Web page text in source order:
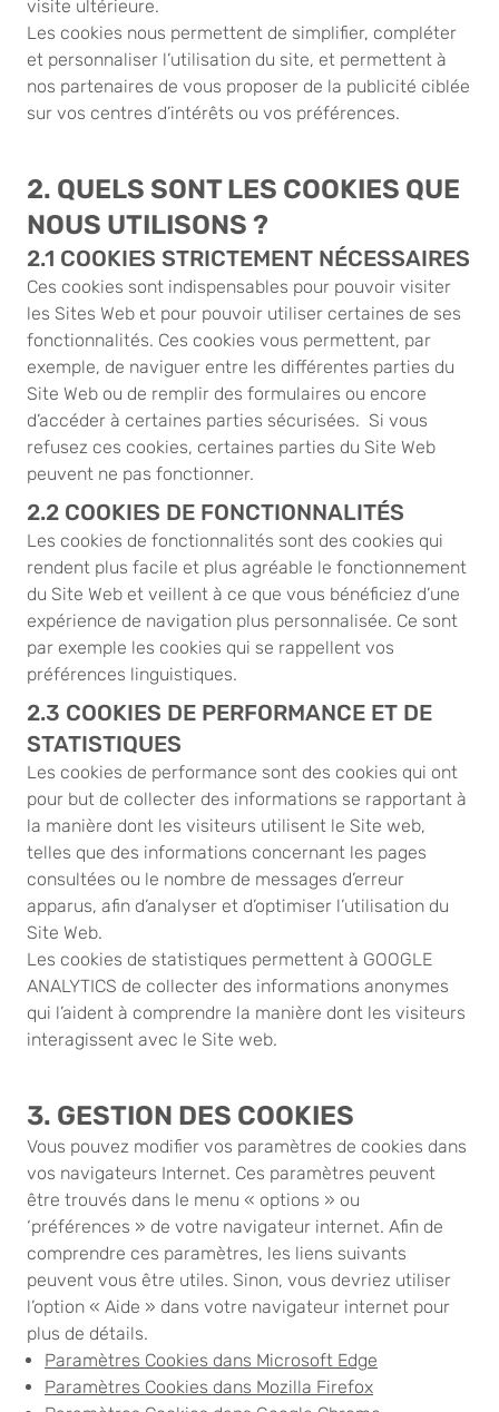
visite ultérieure.
Les cookies nous permettent de simplifier, compléter
et personnaliser l’utilisation du site, et permettent à
nos partenaires de vous proposer de la publicité ciblée
sur vos centres d’intérêts ou vos préférences.
2. QUELS SONT LES COOKIES QUE
NOUS UTILISONS ?
2.1 COOKIES STRICTEMENT NÉCESSAIRES
Ces cookies sont indispensables pour pouvoir visiter
les Sites Web et pour pouvoir utiliser certaines de ses
fonctionnalités. Ces cookies vous permettent, par
exemple, de naviguer entre les différentes parties du
Site Web ou de remplir des formulaires ou encore
d’accéder à certaines parties sécurisées. Si vous
refusez ces cookies, certaines parties du Site Web
peuvent ne pas fonctionner.
2.2 COOKIES DE FONCTIONNALITÉS
Les cookies de fonctionnalités sont des cookies qui
rendent plus facile et plus agréable le fonctionnement
du Site Web et veillent à ce que vous bénéficiez d’une
expérience de navigation plus personnalisée. Ce sont
par exemple les cookies qui se rappellent vos
préférences linguistiques.
2.3 COOKIES DE PERFORMANCE ET DE
STATISTIQUES
Les cookies de performance sont des cookies qui ont
pour but de collecter des informations se rapportant à
la manière dont les visiteurs utilisent le Site web,
telles que des informations concernant les pages
consultées ou le nombre de messages d’erreur
apparus, afin d’analyser et d’optimiser l’utilisation du
Site Web.
Les cookies de statistiques permettent à GOOGLE
ANALYTICS de collecter des informations anonymes
qui l’aident à comprendre la manière dont les visiteurs
interagissent avec le Site web.
3. GESTION DES COOKIES
Vous pouvez modifier vos paramètres de cookies dans
vos navigateurs Internet. Ces paramètres peuvent
être trouvés dans le menu « options » ou
‘préférences » de votre navigateur internet. Afin de
comprendre ces paramètres, les liens suivants
peuvent vous être utiles. Sinon, vous devriez utiliser
l’option « Aide » dans votre navigateur internet pour
plus de détails.
Paramètres Cookies dans Microsoft Edge
Paramètres Cookies dans Mozilla Firefox